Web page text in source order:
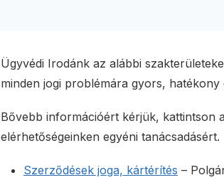
Ügyvédi Irodánk az alábbi
minden jogi problémára gyors,
Bővebb információért kérjük, kattintson
elérhetőségeinken egyéni tanácsadásért.
Szerződések joga, kártérítés –